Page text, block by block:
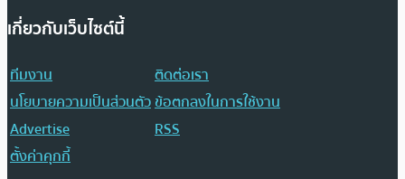
เกี่ยวกับเว็บไซต์นี้
ทีมงาน
ติดต่อเรา
นโยบายความเป็นส่วนตัวข้อตกลงในการใช้งาน
Advertise
RSS
ตั้งค่าคุกกี้